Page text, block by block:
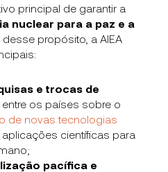
principal de garantir a
nuclear para a paz e a
desse propósito, a AIEA
e trocas de
entre os países sobre o
de novas tecnologias
científicas para
pacífica e